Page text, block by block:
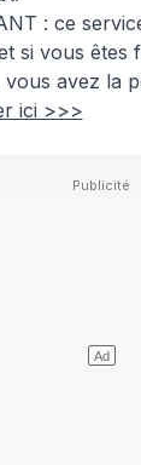
: ce
si vous êtes
vous avez la
ici >>>